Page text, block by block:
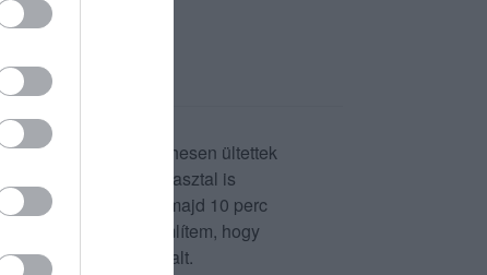
sajnos 7 hónapos terhesen ültettek
normál székes asztal is
asztal, majd 10 perc
asztalhoz. Megemlítem, hogy
le előre az asztalt.